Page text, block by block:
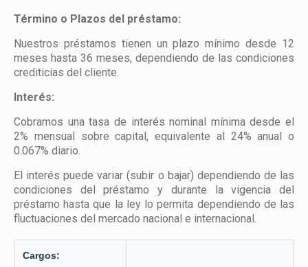
Término o Plazos del préstamo:
Nuestros préstamos tienen un plazo mínimo desde 12
meses hasta 36 meses, dependiendo de las condiciones
crediticias del cliente.
Interés:
Cobramos una tasa de interés nominal mínima desde el
2% mensual sobre capital, equivalente al 24% anual o
0.067% diario.
El interés puede variar (subir o bajar) dependiendo de las
condiciones del préstamo y durante la vigencia del
préstamo hasta que la ley lo permita dependiendo de las
fluctuaciones del mercado nacional e internacional.
Cargos: